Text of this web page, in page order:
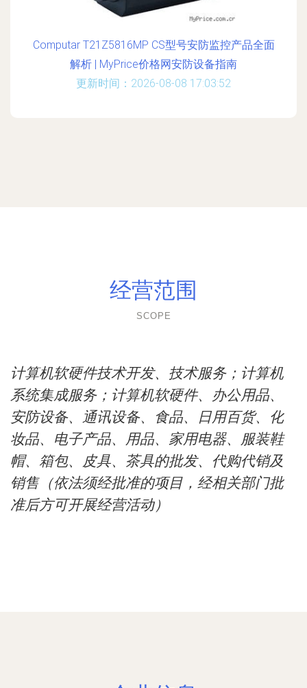
Computar T21Z5816MP CS型号安防监控产品全面
解析 | MyPrice价格网安防设备指南
更新时间：2026-08-08 17:03:52
经营范围
SCOPE
计算机软硬件技术开发、技术服务；计算机
系统集成服务；计算机软硬件、办公用品、
安防设备、通讯设备、食品、日用百货、化
妆品、电子产品、用品、家用电器、服装鞋
帽、箱包、皮具、茶具的批发、代购代销及
销售（依法须经批准的项目，经相关部门批
准后方可开展经营活动）